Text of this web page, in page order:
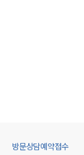
방문상담예약접수